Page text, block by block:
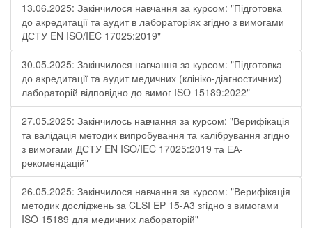
13.06.2025: Закінчилося навчання за курсом: "Підготовка
до акредитації та аудит в лабораторіях згідно з вимогами
ДСТУ EN ISO/IEC 17025:2019"
30.05.2025: Закінчилося навчання за курсом: "Підготовка
до акредитації та аудит медичних (клініко-діагностичних)
лабораторій відповідно до вимог ISO 15189:2022"
27.05.2025: Закінчилось навчання за курсом: "Верифікація
та валідація методик випробування та калібрування згідно
з вимогами ДСТУ EN ISO/IEC 17025:2019 та ЕА-
рекомендацій"
26.05.2025: Закінчилося навчання за курсом: "Верифікація
методик досліджень за CLSI EP 15-A3 згідно з вимогами
ISO 15189 для медичних лабораторій"